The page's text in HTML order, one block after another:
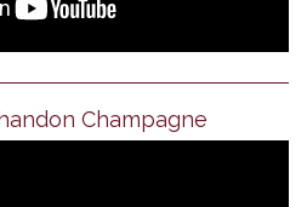
Champagne